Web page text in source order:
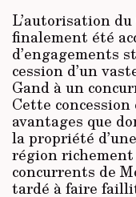
L’autorisation du
finalement été
d’engagements
cession d’un
Gand à un
Cette
avantages que
la propriété
région richement
concurrents de
tardé à faire